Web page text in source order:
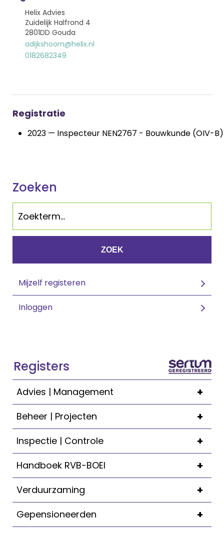
Helix Advies
Zuidelijk Halfrond 4
2801DD Gouda
adijkshoorn@helix.nl
0182682349
Registratie
2023 — Inspecteur NEN2767 - Bouwkunde (OIV-B)
Zoeken
ZOEK
Mijzelf registeren
Inloggen
Registers
+
Advies | Management
+
Beheer | Projecten
+
Inspectie | Controle
+
Handboek RVB-BOEI
+
Verduurzaming
+
Gepensioneerden